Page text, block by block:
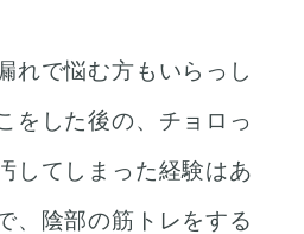
れで悩む方もいらっし
をした後の、チョロっ
してしまった経験はあ
、陰部の筋トレをする